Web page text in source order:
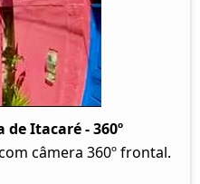
de Itacaré - 360º
câmera 360º frontal.